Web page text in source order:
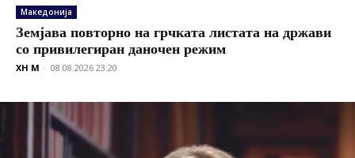
Македонија
Земјава повторно на грчката листата на држави
со привилегиран даночен режим
XH M - 08.08.2026 23:20